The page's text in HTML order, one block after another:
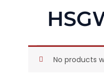
No products